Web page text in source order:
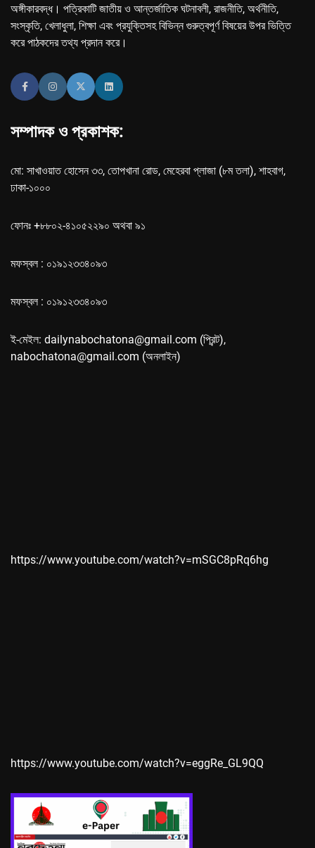
অঙ্গীকারবদ্ধ। পত্রিকাটি জাতীয় ও আন্তর্জাতিক ঘটনাবলী, রাজনীতি, অর্থনীতি,
সংস্কৃতি, খেলাধুলা, শিক্ষা এবং প্রযুক্তিসহ বিভিন্ন গুরুত্বপূর্ণ বিষয়ের উপর ভিত্তি
করে পাঠকদের তথ্য প্রদান করে।
সম্পাদক ও প্রকাশক:
মো: সাখাওয়াত হোসেন ৩৩, তোপখানা রোড, মেহেরবা প্লাজা (৮ম তলা), শাহবাগ,
ঢাকা-১০০০
ফোনঃ +৮৮০২-৪১০৫২২৯০ অথবা ৯১
মফস্বল : ০১৯১২৩৩৪০৯৩
মফস্বল : ০১৯১২৩৩৪০৯৩
ই-মেইল: dailynabochatona@gmail.com (প্রিন্ট),
nabochatona@gmail.com (অনলাইন)
https://www.youtube.com/watch?v=mSGC8pRq6hg
https://www.youtube.com/watch?v=eggRe_GL9QQ